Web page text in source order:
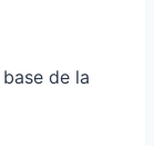
de la